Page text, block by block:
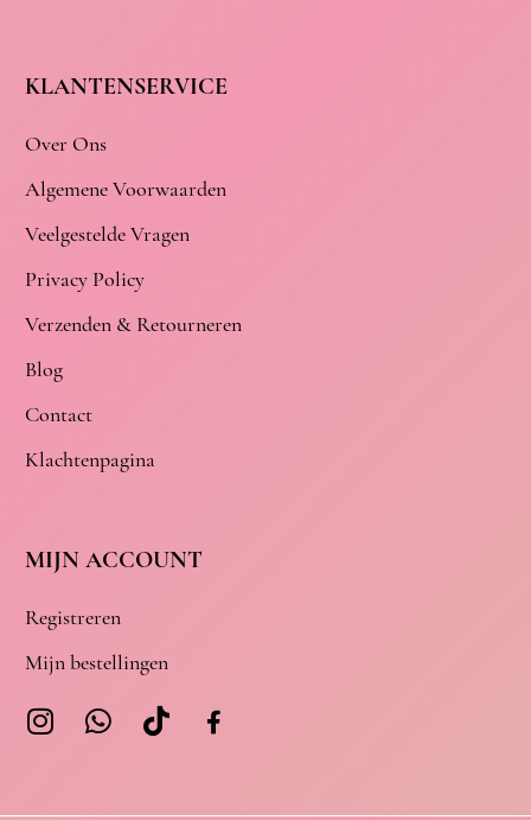
KLANTENSERVICE
Over Ons
Algemene Voorwaarden
Veelgestelde Vragen
Privacy Policy
Verzenden & Retourneren
Blog
Contact
Klachtenpagina
MIJN ACCOUNT
Registreren
Mijn bestellingen